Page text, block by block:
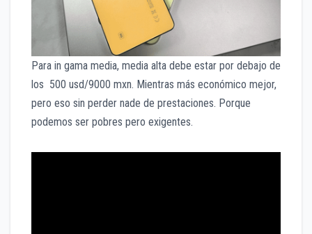
Para in gama media, media alta debe estar por debajo de
los 500 usd/9000 mxn. Mientras más económico mejor,
pero eso sin perder nade de prestaciones. Porque
podemos ser pobres pero exigentes.